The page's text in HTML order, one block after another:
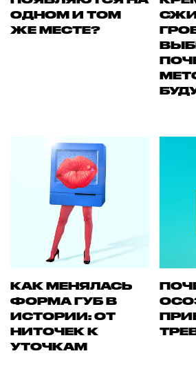
ОДНОМ И ТОМ
ЖЕ МЕСТЕ?
КАК МЕНЯЛАСЬ
ФОРМА ГУБ В
ИСТОРИИ: ОТ
НИТОЧЕК К
УТОЧКАМ